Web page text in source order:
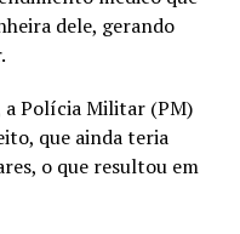
dele, gerando
a Polícia Militar (PM)
que ainda teria
o que resultou em